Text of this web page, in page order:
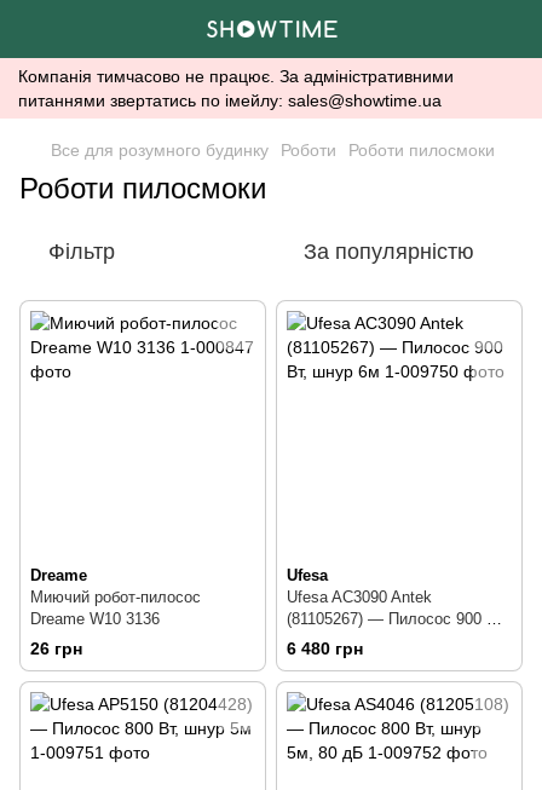
Компанія тимчасово не працює. За адміністративними
питаннями звертатись по імейлу: sales@showtime.ua
Все для розумного будинку Роботи Роботи пилосмоки
Роботи пилосмоки
Фільтр За популярністю
Dreame
Миючий робот-пилосос
Dreame W10 3136
26 грн
Ufesa
Ufesa AC3090 Antek
(81105267) — Пилосос 900 Вт,
шнур 6м
6 480 грн